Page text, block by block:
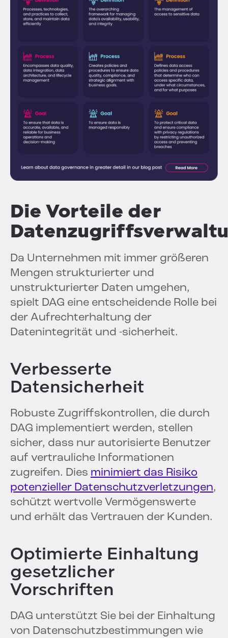
Die Vorteile der
Da Unternehmen mit immer größeren
Mengen strukturierter und
unstrukturierter Daten umgehen,
spielt DAG eine entscheidende Rolle bei
der Aufrechterhaltung der
Datenintegrität und -sicherheit.
Verbesserte
Datensicherheit
Robuste Zugriffskontrollen, die durch
DAG implementiert werden, stellen
sicher, dass nur autorisierte Benutzer
auf vertrauliche Informationen
zugreifen. Dies minimiert das Risiko
potenzieller Datenschutzverletzungen,
schützt wertvolle Vermögenswerte
und erhält das Vertrauen der Kunden.
Optimierte Einhaltung
gesetzlicher
Vorschriften
DAG unterstützt Sie bei der Einhaltung
von Datenschutzbestimmungen wie